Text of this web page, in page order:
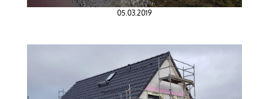
05.03.2019